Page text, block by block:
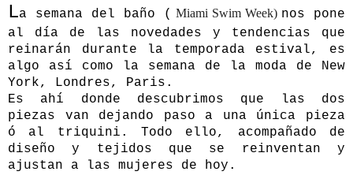
La semana del baño ( Miami Swim Week) nos pone
al día de las novedades y tendencias que
reinarán durante la temporada estival, es
algo así como la semana de la moda de New
York, Londres, Paris.
Es ahí donde descubrimos que las dos
piezas van dejando paso a una única pieza
ó al triquini. Todo ello, acompañado de
diseño y tejidos que se reinventan y
ajustan a las mujeres de hoy.